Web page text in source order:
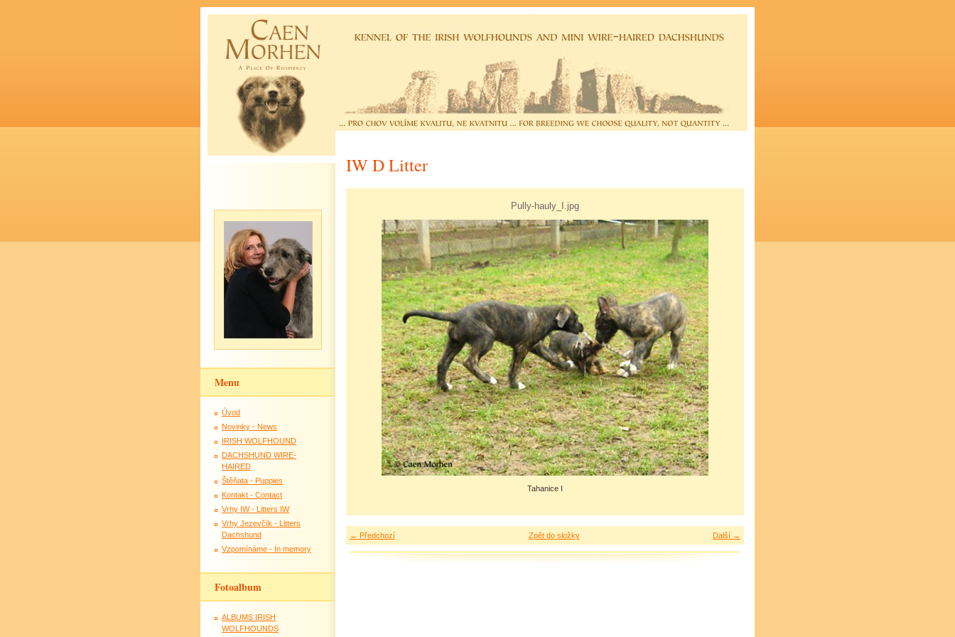
IW D Litter
Pully-hauly_I.jpg
Tahanice I
← Předchozí Další →
Zpět do složky
Menu
Úvod
Novinky - News
IRISH WOLFHOUND
DACHSHUND WIRE-
HAIRED
Štěňata - Puppies
Kontakt - Contact
Vrhy IW - Litters IW
Vrhy Jezevčík - Litters
Dachshund
Vzpomínáme - In memory
Fotoalbum
ALBUMS IRISH
WOLFHOUNDS